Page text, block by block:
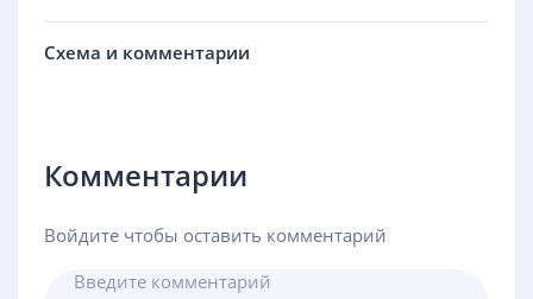
Схема и комментарии
Комментарии
Войдите чтобы оставить комментарий